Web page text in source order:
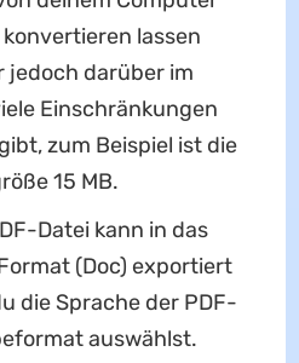
lassen
jedoch darüber im
Einschränkungen
zum Beispiel ist die
15 MB.
Datei kann in das
(Doc) exportiert
die Sprache der PDF-
auswählst.